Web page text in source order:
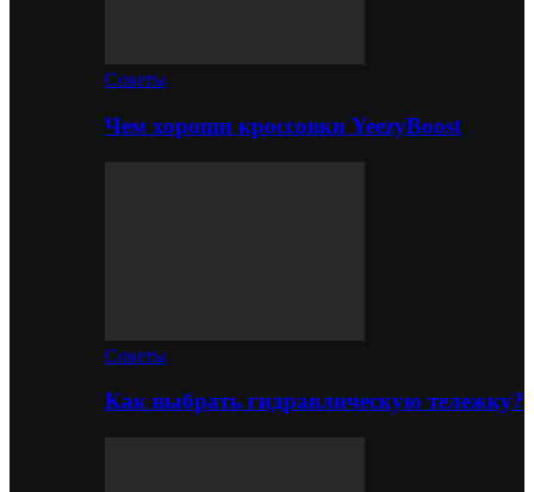
Советы
Чем хороши кроссовки YeezyBoost
Советы
Как выбрать гидравлическую тележку?